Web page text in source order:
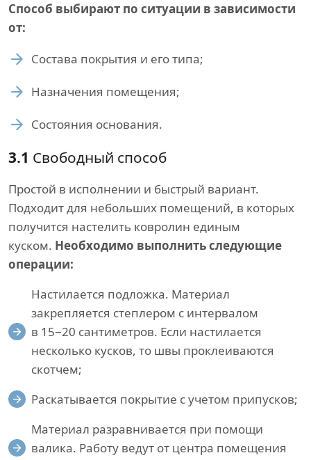
Способ выбирают по ситуации в зависимости
от:
Состава покрытия и его типа;
Назначения помещения;
Состояния основания.
3.1 Свободный способ
Простой в исполнении и быстрый вариант.
Подходит для небольших помещений, в которых
получится настелить ковролин единым
куском. Необходимо выполнить следующие
операции:
Настилается подложка. Материал
закрепляется степлером с интервалом
в 15−20 сантиметров. Если настилается
несколько кусков, то швы проклеиваются
скотчем;
Раскатывается покрытие с учетом припусков;
Материал разравнивается при помощи
валика. Работу ведут от центра помещения